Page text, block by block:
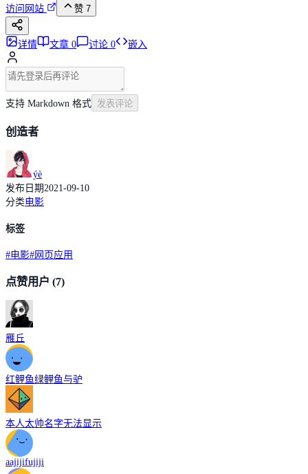
访问网站 赞 7
详情 文章 0 讨论 0 嵌入
支持 Markdown 格式 发表评论
创造者
ýè
发布日期2021-09-10
分类电影
标签
#电影#网页应用
点赞用户 (7)
雁丘
红鲤鱼绿鲤鱼与驴
本人太帅名字无法显示
aajijifujiji